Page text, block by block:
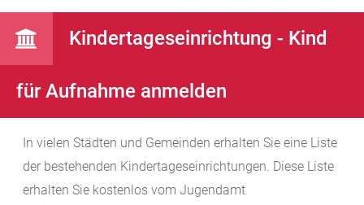
Kindertageseinrichtung - Kind
für Aufnahme anmelden
In vielen Städten und Gemeinden erhalten Sie eine Liste
der bestehenden Kindertageseinrichtungen. Diese Liste
erhalten Sie kostenlos vom Jugendamt